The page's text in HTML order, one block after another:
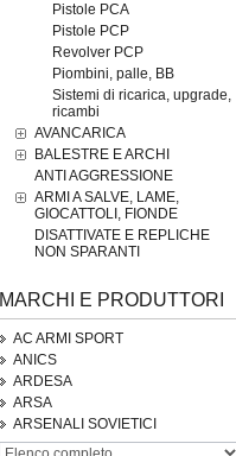
Pistole PCA
Pistole PCP
Revolver PCP
Piombini, palle, BB
Sistemi di ricarica, upgrade,
ricambi
AVANCARICA
BALESTRE E ARCHI
ANTI AGGRESSIONE
ARMI A SALVE, LAME,
GIOCATTOLI, FIONDE
DISATTIVATE E REPLICHE
NON SPARANTI
MARCHI E PRODUTTORI
AC ARMI SPORT
ANICS
ARDESA
ARSA
ARSENALI SOVIETICI